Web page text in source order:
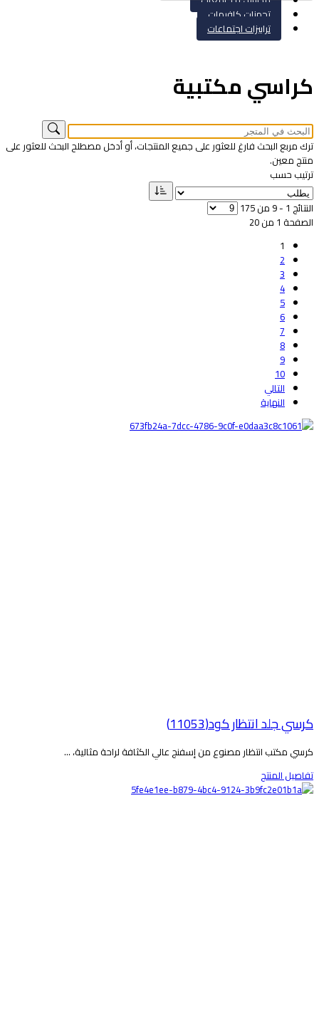
تجهزات كافيهات
ترابيزات اجتماعات
مكتبية
مربع البحث فارغ للعثور على جميع المنتجات، أو أدخل مصطلح البحث للعثور على
معين.
حسب
1 - 9 من 175
1 من 20
10
التالي
النهاية
جلد انتظار كود(11053)
مكتب انتظار مصنوع من إسفنج عالي الكثافة لراحة مثالية، ...
المنتج